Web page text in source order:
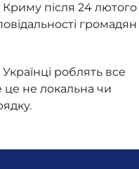
після 24 лютого
громадян
роблять все
це не локальна чи